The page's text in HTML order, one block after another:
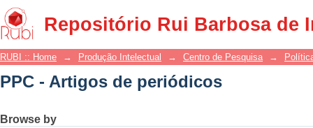
Repositório Rui Barbosa de
PPC - Artigos de periódicos
RUBI :: Home → Produção Intelectual → Centro de Pesquisa →
PPC - Artigos de periódicos
Browse by